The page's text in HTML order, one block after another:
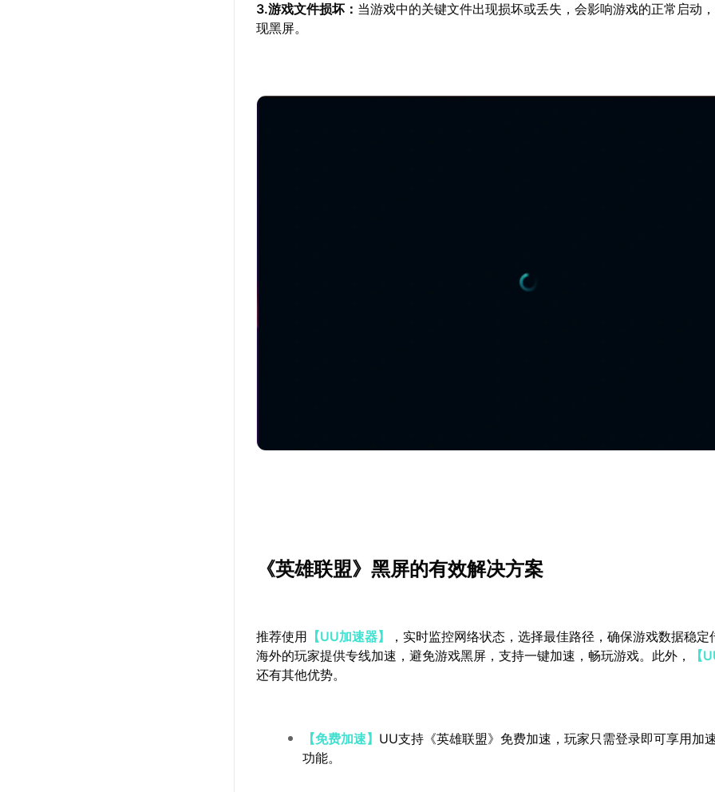
3.游戏文件损坏： 当游戏中的关键文件出现损坏或丢失，会影响游戏的正常启动
现黑屏。
《英雄联盟》黑屏的有效解决方案
推荐使用 【UU加速器】
，实时监控网络状态，选择最佳路径，确保游戏数据稳定
海外的玩家提供专线加速，避免游戏黑屏，支持一键加速，畅玩游戏。此外，
【
还有其他优势。
【免费加速】 UU支持《英雄联盟》免费加速，玩家只需登录即可享用加
功能。